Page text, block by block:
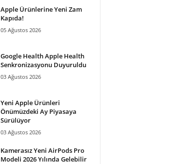
Apple Ürünlerine Yeni Zam
Kapıda!
05 Ağustos 2026
Google Health Apple Health
Senkronizasyonu Duyuruldu
03 Ağustos 2026
Yeni Apple Ürünleri
Önümüzdeki Ay Piyasaya
Sürülüyor
03 Ağustos 2026
Kamerasız Yeni AirPods Pro
Modeli 2026 Yılında Gelebilir